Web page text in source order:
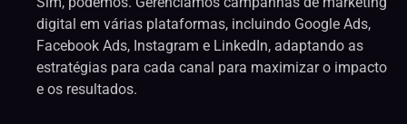
digital em várias plataformas, incluindo Google Ads,
Facebook Ads, Instagram e LinkedIn, adaptando as
estratégias para cada canal para maximizar o impacto
e os resultados.